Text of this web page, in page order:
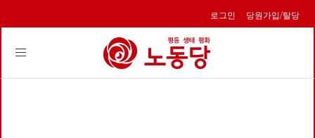
로그인 당원가입/탈당
Toggle